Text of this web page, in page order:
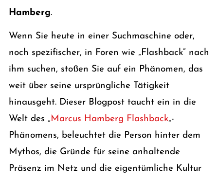
Hamberg.
Wenn Sie heute in einer Suchmaschine oder,
noch spezifischer, in Foren wie „Flashback“ nach
ihm suchen, stoßen Sie auf ein Phänomen, das
weit über seine ursprüngliche Tätigkeit
hinausgeht. Dieser Blogpost taucht ein in die
Welt des „Marcus Hamberg Flashback„-
Phänomens, beleuchtet die Person hinter dem
Mythos, die Gründe für seine anhaltende
Präsenz im Netz und die eigentümliche Kultur